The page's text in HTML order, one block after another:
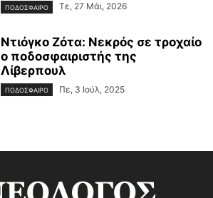
ΠΟΔΟΣΦΑΙΡΟ Τε, 27 Μάι, 2026
Ντιόγκο Ζότα: Νεκρός σε τροχαίο
ο ποδοσφαιριστής της
Λίβερπουλ
ΠΟΔΟΣΦΑΙΡΟ Πε, 3 Ιούλ, 2025